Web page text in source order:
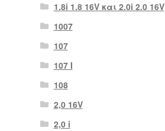
1.8i 1.8 16V και 2.0i 2.0 16V
1007
107
107 Ι
108
2,0 16V
2,0 i